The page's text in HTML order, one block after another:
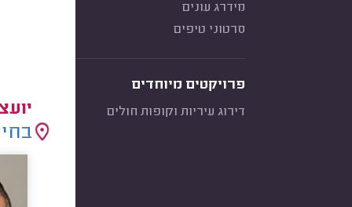
מידרג עונים
סרטוני טיפים
פרויקטים מיוחדים
דירוג עיריות וקופות חולים